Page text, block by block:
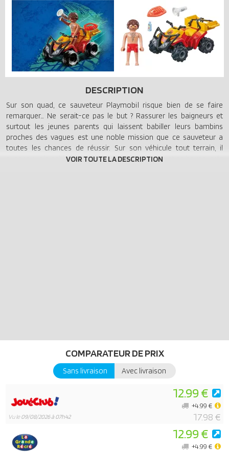
DESCRIPTION
Sur son quad, ce sauveteur Playmobil risque bien de se faire
remarquer… Ne serait-ce pas le but ? Rassurer les baigneurs et
surtout les jeunes parents qui laissent babiller leurs bambins
proches des vagues est une noble mission que ce sauveteur a
toutes les chances de réussir. Sur son véhicule tout terrain, il
avance sur le sable brûlant avec son mégaphone et sa bouée, prêt
COMPARATEUR DE PRIX
Sans livraison Avec livraison
Vu le09/08/2026 à 07h42
12.99 €
17.98 €
+4.99 €
12.99 €
+4.99 €